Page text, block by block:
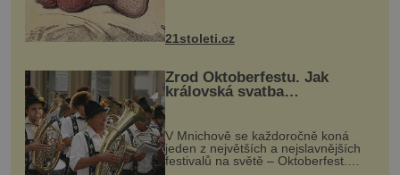
nohou, a způsobuje bole...
21stoleti.cz
Zrod Oktoberfestu. Jak
královská svatba
odstartovala největší pivní
festival světa
V Mnichově se každoročně koná
jeden z největších a nejslavnějších
festivalů na světě – Oktoberfest.